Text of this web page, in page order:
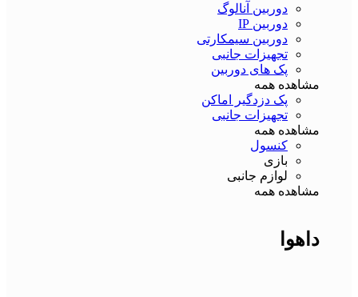
دوربین آنالوگ
دوربین IP
دوربین سیمکارتی
تجهیزات جانبی
پک های دوربین
مشاهده همه
پک دزدگیر اماکن
تجهیزات جانبی
مشاهده همه
کنسول
بازی
لوازم جانبی
مشاهده همه
داهوا